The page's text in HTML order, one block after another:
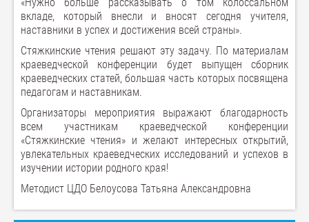
«Нужно больше рассказывать о том колоссальном
вкладе, который внесли и вносят сегодня учителя,
наставники в успех и достижения всей страны».
Стяжкинские чтения решают эту задачу. По материалам
краеведческой конференции будет выпущен сборник
краеведческих статей, большая часть которых посвящена
педагогам и наставникам.
Организаторы мероприятия выражают благодарность
всем участникам краеведческой конференции
«Стяжкинские чтения» и желают интересных открытий,
увлекательных краеведческих исследований и успехов в
изучении истории родного края!
Методист ЦДО Белоусова Татьяна Александровна